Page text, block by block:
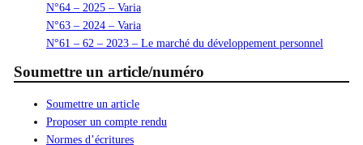
N°64 – 2025 – Varia
N°63 – 2024 – Varia
N°61 – 62 – 2023 – Le marché du développement personnel
Soumettre un article/numéro
Soumettre un article
Proposer un compte rendu
Normes d’écritures